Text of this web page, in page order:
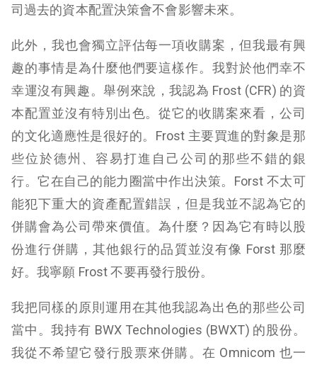
司過去的資本配置決策會不會影響未來。
此外，我也會獨立評估每一項收購案，但我最有興
趣的事情是為什麼他們要這樣作。我對於他們幸不
幸運沒有興趣。舉例來說，我認為 Frost (CFR) 的資
本配置並沒有特別出色。從它的收購案來看，公司
的文化適應性是很好的。Frost 主要買進的對象是那
些位於德州、容易打進自己公司的那些不錯的銀
行。它在自己的能力圈當中作出決策。Forst 不太可
能犯下重大的資產配置錯誤，但是我並不認為它的
併購會為公司帶來價值。為什麼？因為它有時以股
份進行併購，其他銀行的品質並沒有像 Forst 那麼
好。我寧願 Frost 不要再發行股份。
我把同樣的原則運用在其他我認為出色的那些公司
當中。我持有 BWX Technologies (BWXT) 的股份。
我從不希望它發行股票來併購。在 Omnicom 也一